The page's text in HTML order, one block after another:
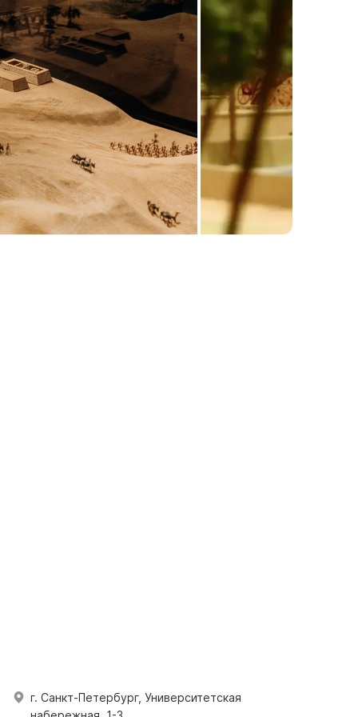
г. Санкт-Петербург, Университетская